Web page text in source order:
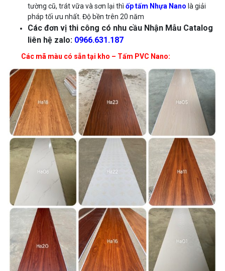
tường cũ, trát vữa và sơn lại thì ốp tấm Nhựa Nano là giải
pháp tối ưu nhất. Độ bền trên 20 năm
Các đơn vị thi công có nhu cầu Nhận Mẫu Catalog
liên hệ zalo: 0966.631.187
Các mã màu có sẵn tại kho – Tấm PVC Nano: